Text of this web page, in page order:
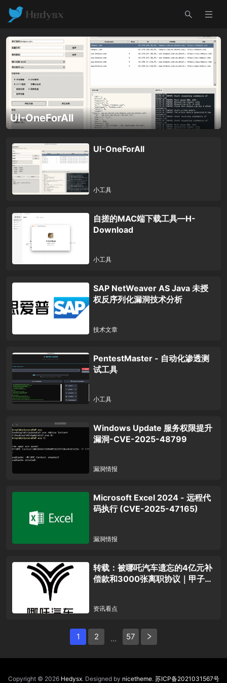
UI-OneForAll
UI-OneForAll
小工具
自搓的MAC端下载工具—H-
Download
小工具
SAP NetWeaver AS Java 未授
权反序列化漏洞技术分析
技术文章
PentestMaster - 自动化渗透测
试工具
小工具
Windows Update 服务权限提升
漏洞-CVE-2025-48799
漏洞情报
Microsoft Excel 2024 - 远程代
码执行 (CVE-2025-47165)
漏洞情报
转载：被哪吒汽车遗忘的4亿元补
偿款和3000张离职协议｜甲子光
资讯看点
1 2 … 57
Copyright © 2026 Hedysx. Designed by nicetheme. 苏ICP备2021031567号